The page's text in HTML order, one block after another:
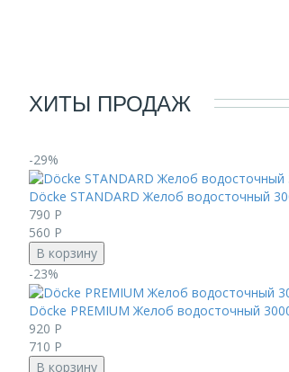
ХИТЫ ПРОДАЖ
-29%
Döcke STANDARD Желоб водосточный
790 Р
560 Р
В корзину
-23%
Döcke PREMIUM Желоб водосточный
920 Р
710 Р
В корзину